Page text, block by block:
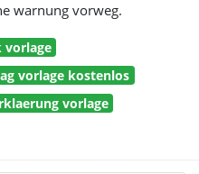
warnung vorweg.
vorlage
vorlage kostenlos
vorlage